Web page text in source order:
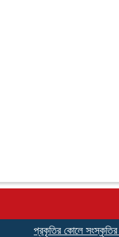
প্রকৃতির কোলে সংস্কৃতির